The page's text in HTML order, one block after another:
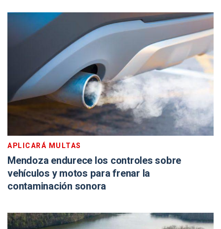
APLICARÁ MULTAS
Mendoza endurece los controles sobre
vehículos y motos para frenar la
contaminación sonora